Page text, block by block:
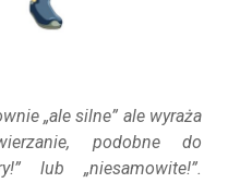
„ale silne” ale wyraża
podobne do
lub „niesamowite!”.